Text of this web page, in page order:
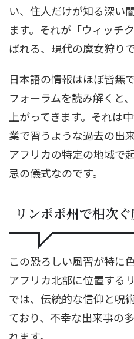
い、住人だけが知る深い
ます。それが「ウィッチ
ばれる、現代の魔女狩りで
日本語の情報はほぼ皆無
フォーラムを読み解くと
上がってきます。それは
業で習うような過去の出
アフリカの特定の地域で
忌の儀式なのです。
リンポポ州で相次
この恐ろしい風習が特に
アフリカ北部に位置する
では、伝統的な信仰と呪
ており、不幸な出来事の